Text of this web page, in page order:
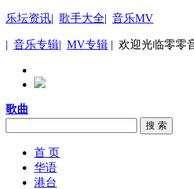
乐坛资讯| 歌手大全| 音乐MV
| 音乐专辑| MV专辑 | 欢迎光临零零
歌曲
搜 索
首 页
华语
港台